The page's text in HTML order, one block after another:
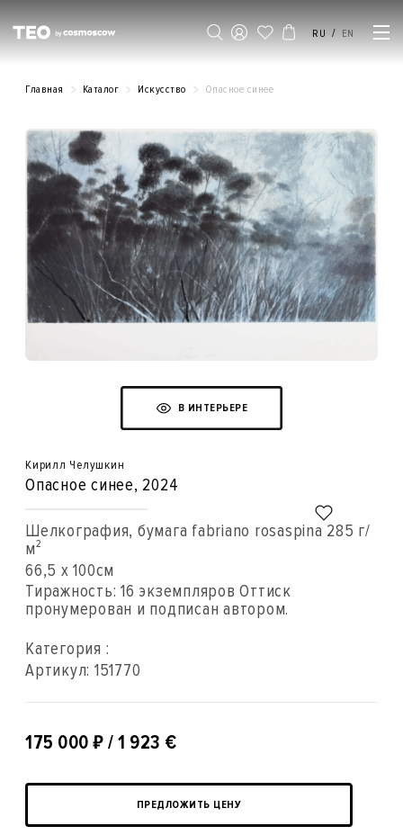
RU / EN
Главная Каталог Искусство Опасное синее
В ИНТЕРЬЕРЕ
Кирилл Челушкин
Опасное синее, 2024
Шелкография, бумага fabriano rosaspina 285 г/
м²
66,5 x 100см
Тиражность: 16 экземпляров Оттиск
пронумерован и подписан автором.
Категория :
Артикул: 151770
175 000 ₽ / 1 923 €
ПРЕДЛОЖИТЬ ЦЕНУ